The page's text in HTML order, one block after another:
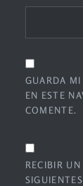
GUARDA
EN ESTE
COMENTE.
RECIBIR